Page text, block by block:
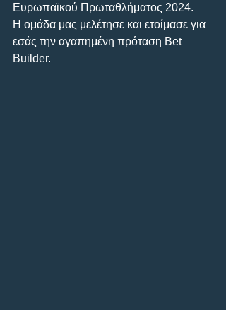
Ευρωπαϊκού Πρωταθλήματος 2024.
Η ομάδα μας μελέτησε και ετοίμασε για
εσάς την αγαπημένη πρόταση Bet
Builder.